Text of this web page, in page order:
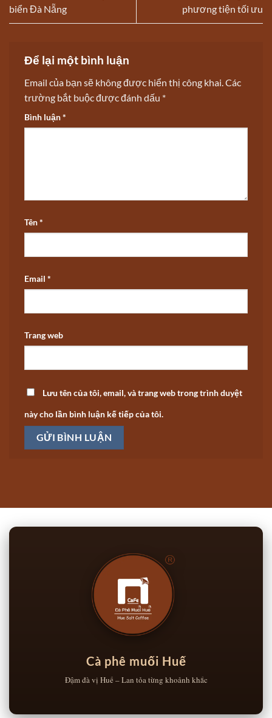
biển Đà Nẵng
phương tiện tối ưu
Để lại một bình luận
Email của bạn sẽ không được hiển thị công khai.Các
trường bắt buộc được đánh dấu *
Bình luận*
Tên*
Email *
Trang web
Lưu tên của tôi, email, và trang web trong trình duyệt
này cho lần bình luận kế tiếp của tôi.
Cà phê muối Huế
Đậm đà vị Huế – Lan tỏa từng khoảnh khắc